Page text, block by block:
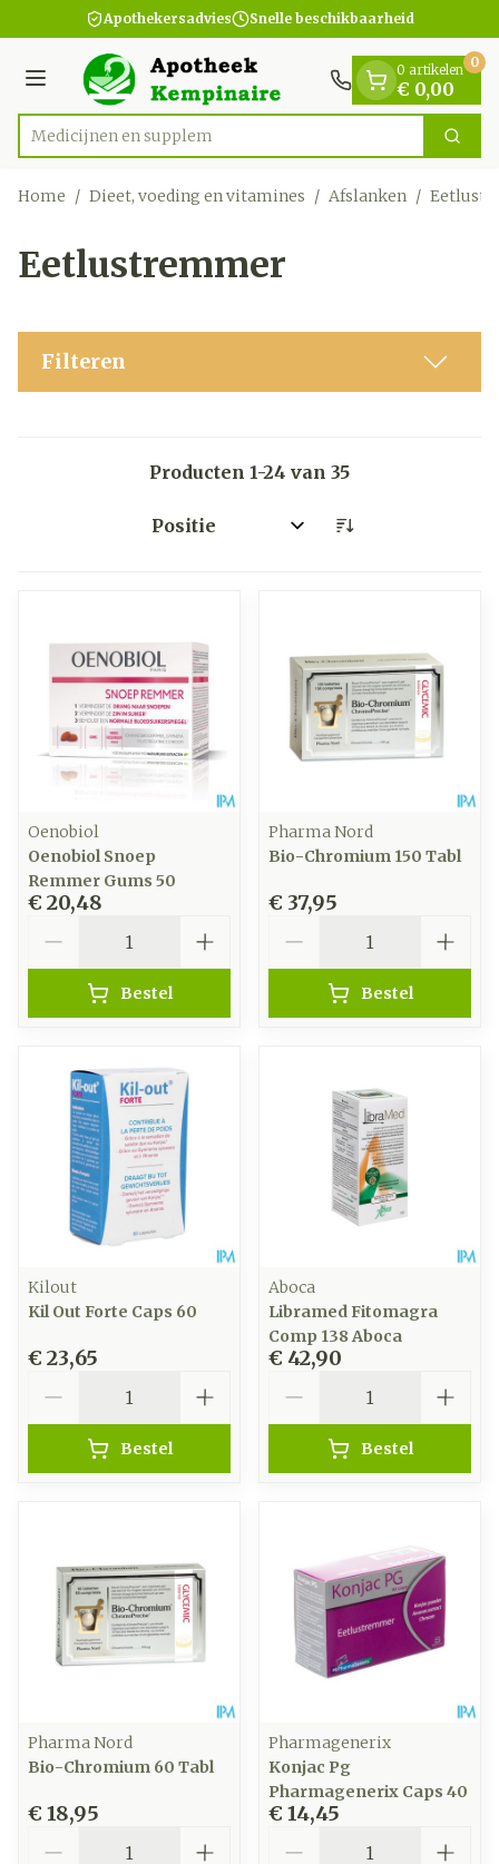
Ga naar de inhoudApothekersadvies Snelle beschikbaarheid
Menu
Product, merk, categorie...
M Zoek
0 artikelen
€ 0,00
0
Home / Dieet, voeding en vitamines / Afslanken /
Eetlustremmer
Filteren
Producten 1-24 van 35
Sorteer op:
Oenobiol
Oenobiol Snoep
Remmer Gums 50
€ 20,48
Bestel
Pharma Nord
Bio-Chromium 150 Tabl
€ 37,95
Bestel
Kilout
Kil Out Forte Caps 60
€ 23,65
Bestel
Aboca
Libramed Fitomagra
Comp 138 Aboca
€ 42,90
Bestel
Pharma Nord
Bio-Chromium 60 Tabl
€ 18,95
Pharmagenerix
Konjac Pg
Pharmagenerix Caps 40
€ 14,45